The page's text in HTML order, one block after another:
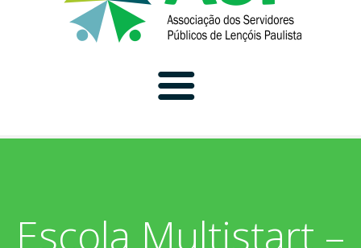
Convênio Online
Fotos
Associados
Escola Multistart –